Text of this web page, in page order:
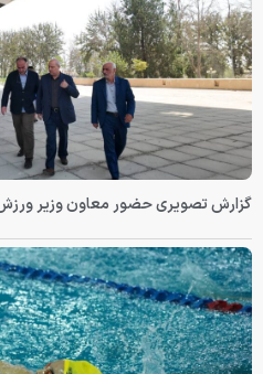
گزارش تصویری حضور معاون وزیر ورزش